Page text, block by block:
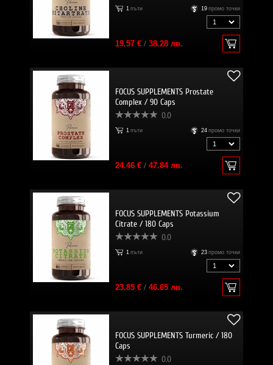
1 пъти 19 промо точки
19.57 €/ 38.28 лв.
FOCUS SUPPLEMENTS Prostate
Complex / 90 Caps
0.0
1 пъти 24 промо точки
24.46 €/ 47.84 лв.
FOCUS SUPPLEMENTS Potassium
Citrate / 180 Caps
0.0
1 пъти 23 промо точки
23.85 €/ 46.65 лв.
FOCUS SUPPLEMENTS Turmeric / 180
Caps
0.0